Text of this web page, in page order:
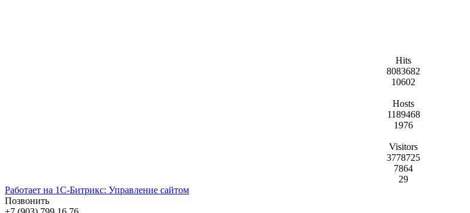
Hits
8083682
10602
Hosts
1189468
1976
Visitors
3778725
7864
29
Работает на 1С-Битрикс: Управление сайтом
Позвонить